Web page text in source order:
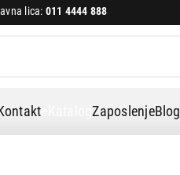
lica: 011 4444 888
eKatalogZaposlenjeBlog